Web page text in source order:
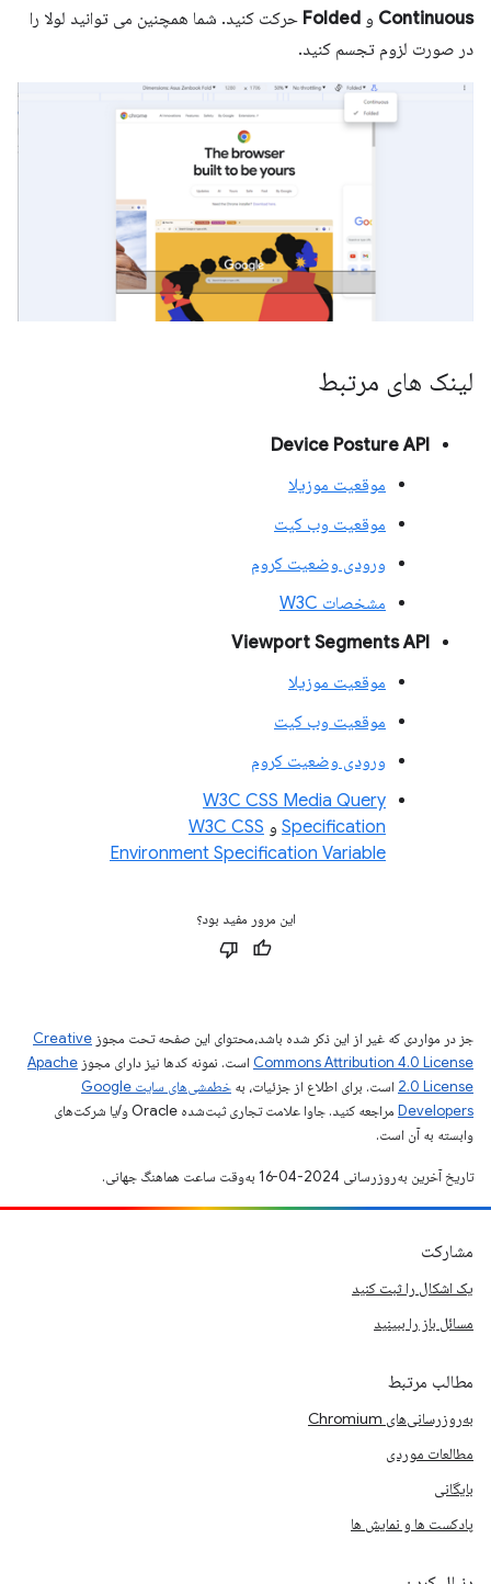
Continuous و Folded حرکت کنید. شما همچنین می توانید لولا را
در صورت لزوم تجسم کنید.
لینک های مرتبط
Device Posture API
موقعیت موزیلا
موقعیت وب کیت
ورودی وضعیت کروم
مشخصات W3C
Viewport Segments API
موقعیت موزیلا
موقعیت وب کیت
ورودی وضعیت کروم
W3C CSS Media Query
Specification و W3C CSS
Environment Specification Variable
این مرور مفید بود؟
جز در مواردی که غیر از این ذکر شده باشد،‌محتوای این صفحه تحت مجوز Creative
Commons Attribution 4.0 License است. نمونه کدها نیز دارای مجوز Apache
2.0 License است. برای اطلاع از جزئیات، به
خطمشی‌های سایت Google
Developers‏
مراجعه کنید. جاوا علامت تجاری ثبت‌شده Oracle و/یا شرکت‌های
وابسته به آن است.
تاریخ آخرین به‌روزرسانی 2024-04-16 به‌وقت ساعت هماهنگ جهانی.
مشارکت
یک اشکال را ثبت کنید
مسائل باز را ببینید
مطالب مرتبط
به‌روزرسانی‌های Chromium
مطالعات موردی
بایگانی
پادکست ها و نمایش ها